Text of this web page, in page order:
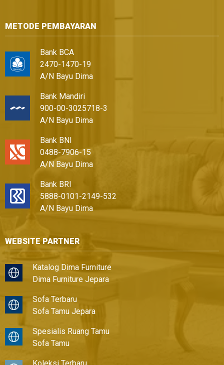
METODE PEMBAYARAN
Bank BCA
2470-1470-19
A/N Bayu Dima
Bank Mandiri
900-00-3025718-3
A/N Bayu Dima
Bank BNI
0488-7906-15
A/N Bayu Dima
Bank BRI
5888-0101-2149-532
A/N Bayu Dima
WEBSITE PARTNER
Katalog Dima Furniture
Dima Furniture Jepara
Sofa Terbaru
Sofa Tamu Jepara
Spesialis Ruang Tamu
Sofa Tamu